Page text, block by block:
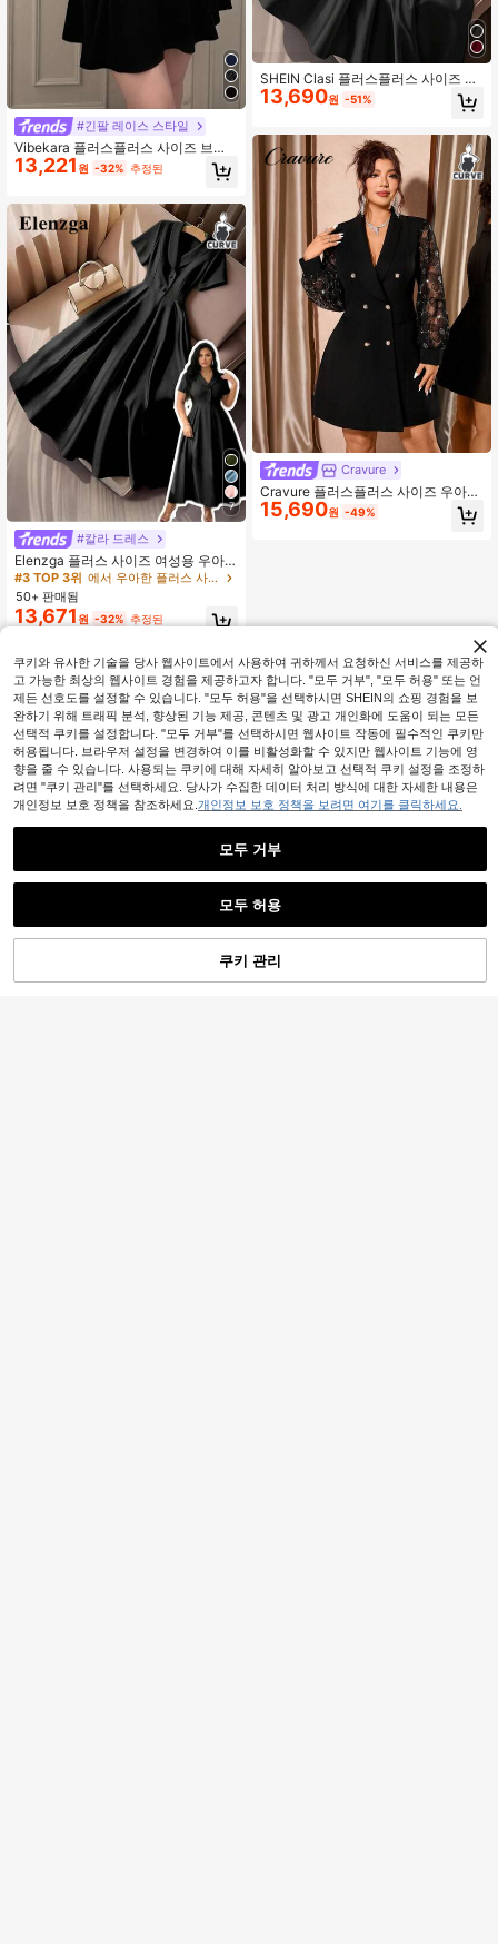
#긴팔 레이스 스타일
Vibekara 플러스플러스 사이즈 브이
넥 치파오 칼라 단추 레이스 쉬어 플로
럴 트림 긴팔 고신축 우아한 패치워크
일 드레스 여성용
13,221 원 -32% 추정된
7
#칼라 드레스
Elenzga 플러스 사이즈 여성용 우아
한 민소매 라운드 넥 버튼 장식 허리 A
라인 드레스, 여름 오피스 출퇴근 드레
스, 졸업, 휴가, 발렌타인 데이, 음악 축
제
#3 TOP 3위
에서 우아한 플러스 사이즈 드레스
50+ 판매됨
13,671원 -32% 추정된
SHEIN Clasi 플러스플러스 사이즈 여
성용 우아한 칼라 긴소매 하프 플래킷
신치 허리 캐주얼 롱 드레스, 겨울
13,690원 -51%
Cravure
Cravure 플러스플러스 사이즈 우아한
숄 넥, 더블 브레스트 스팽글 장식 긴
소매 피트되는 허리 드레스 (포켓 포
15,690원 -49%
47% 할인! 장바구니 담기
쿠키와 유사한 기술을 당사 웹사이트에서 사용하여 귀하께서 요청하신 서비스를 제공하
고 가능한 최상의 웹사이트 경험을 제공하고자 합니다. "모두 거부", "모두 허용" 또는 언
제든 선호도를 설정할 수 있습니다. "모두 허용"을 선택하시면 SHEIN의 쇼핑 경험을 보
완하기 위해 트래픽 분석, 향상된 기능 제공, 콘텐츠 및 광고 개인화에 도움이 되는 모든
선택적 쿠키를 설정합니다. "모두 거부"를 선택하시면 웹사이트 작동에 필수적인 쿠키만
허용됩니다. 브라우저 설정을 변경하여 이를 비활성화할 수 있지만 웹사이트 기능에 영
향을 줄 수 있습니다. 사용되는 쿠키에 대해 자세히 알아보고 선택적 쿠키 설정을 조정하
려면 "쿠키 관리"를 선택하세요. 당사가 수집한 데이터 처리 방식에 대한 자세한 내용은
개인정보 보호 정책을 참조하세요. 개인정보 보호 정책을 보려면 여기를 클릭하세요.
모두 거부
모두 허용
쿠키 관리